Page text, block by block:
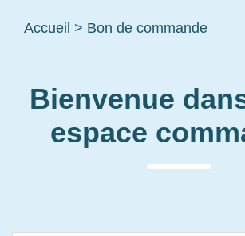
Accueil > Bon de commande
Bienvenue
espace